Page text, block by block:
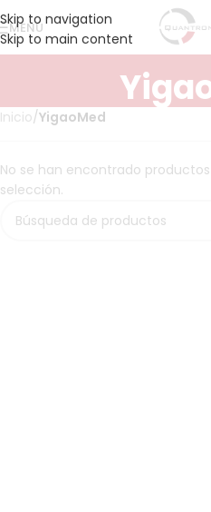
Skip to navigation
Skip to main content
MENÚ
Inicio/YigaoMed
No se han encontrado
selección.